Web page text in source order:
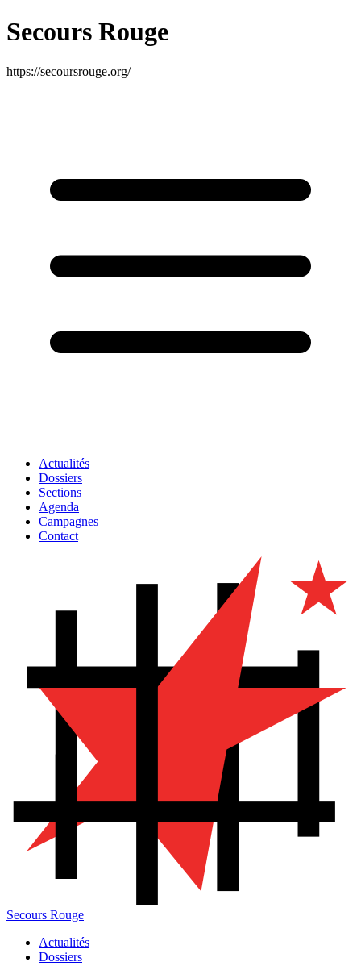
Secours Rouge
https://secoursrouge.org/
Actualités
Dossiers
Sections
Agenda
Campagnes
Contact
Secours Rouge
Actualités
Dossiers